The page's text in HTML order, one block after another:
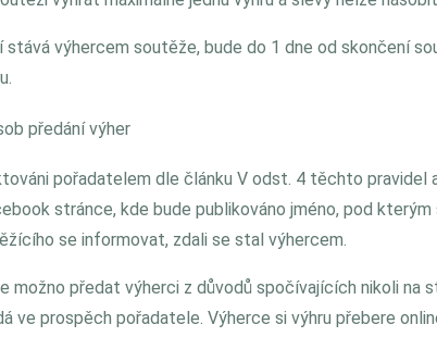
výhercem soutěže, bude do 1 dne od skončení
předání výher
pořadatelem dle článku V odst. 4 těchto pravidel
stránce, kde bude publikováno jméno, pod
se informovat, zdali se stal výhercem.
možno předat výherci z důvodů spočívajících nikoli na
ve prospěch pořadatele. Výherce si výhru přebere